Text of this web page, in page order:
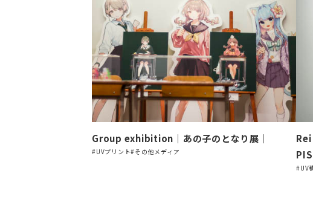
Group exhibition｜あの子のとなり展｜
#UVプリント#その他メディア
#UV